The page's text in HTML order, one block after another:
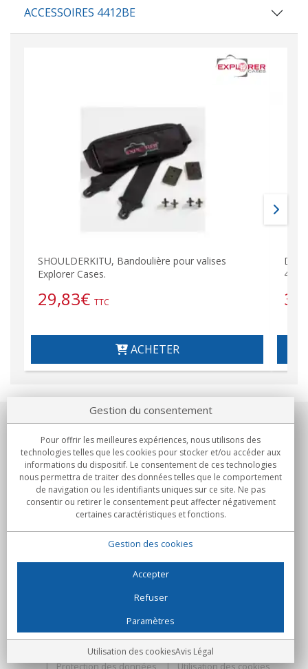
ACCESSOIRES 4412BE
SHOULDERKITU, Bandoulière pour valises
Explorer Cases.
29,83€ TTC
ACHETER
Notre société
Engagements
Achats
C/Flassaders, 13, Nave 6, 08130 Santa Perpètua de Mogoda
(Barcelone) - Espagne
Folie Numérique - Tous droits réservés
Protection des données
Utilisation des cookies
Gestion du consentement
Pour offrir les meilleures expériences, nous utilisons des
technologies telles que les cookies pour stocker et/ou accéder aux
informations du dispositif. Le consentement de ces technologies
nous permettra de traiter des données telles que le comportement
de navigation ou les identifiants uniques sur ce site. Ne pas
consentir ou retirer le consentement peut affecter négativement
certaines caractéristiques et fonctions.
Gestion des cookies
Accepter
Refuser
Paramètres
Utilisation des cookiesAvis Légal